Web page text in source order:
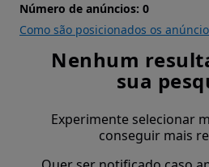
Número de anúncios: 0
Como são posicionados os
Nenhum
sua
Experimente selecionar
conseguir mais